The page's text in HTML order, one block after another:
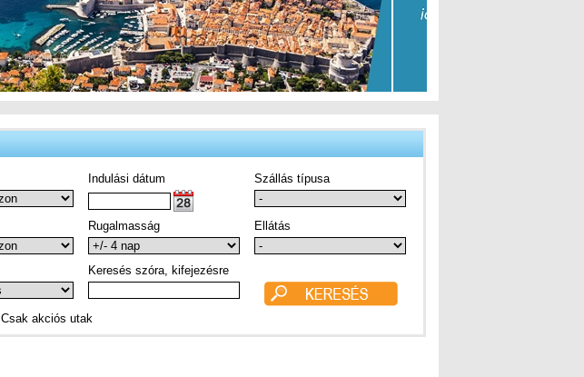
Indulási dátum Szállás típusa
Rugalmasság Ellátás
Keresés szóra, kifejezésre
Csak akciós utak